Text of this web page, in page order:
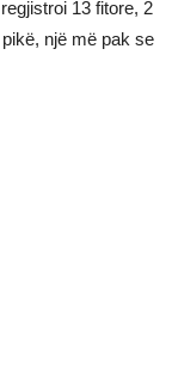
13 fitore, 2
një më pak se